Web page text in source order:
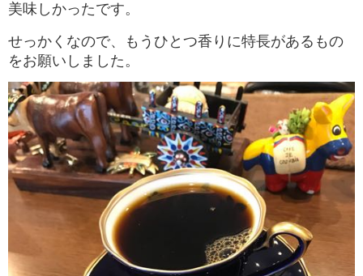
美味しかったです。
せっかくなので、もうひとつ香りに特長があるもの
をお願いしました。